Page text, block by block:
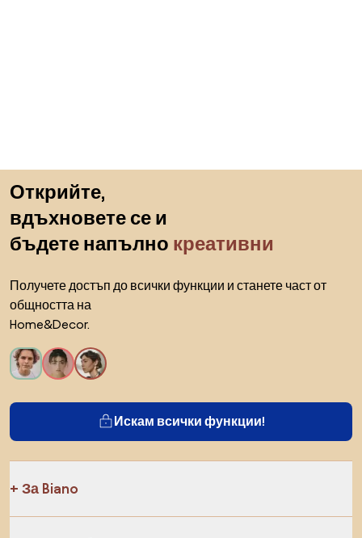
Открийте,
вдъхновете се и
бъдете напълно креативни
Получете достъп до всички функции и станете част от
общността на
Home&Decor.
Искам всички функции!
За Biano